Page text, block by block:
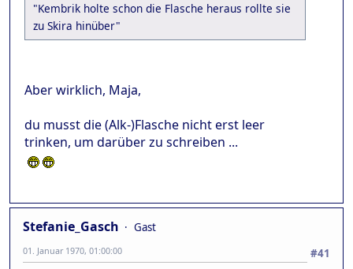
"Kembrik holte schon die Flasche heraus rollte sie
zu Skira hinüber"
Aber wirklich, Maja,
du musst die (Alk-)Flasche nicht erst leer
trinken, um darüber zu schreiben ...
Stefanie_Gasch
Gast
#41
01. Januar 1970, 01:00:00